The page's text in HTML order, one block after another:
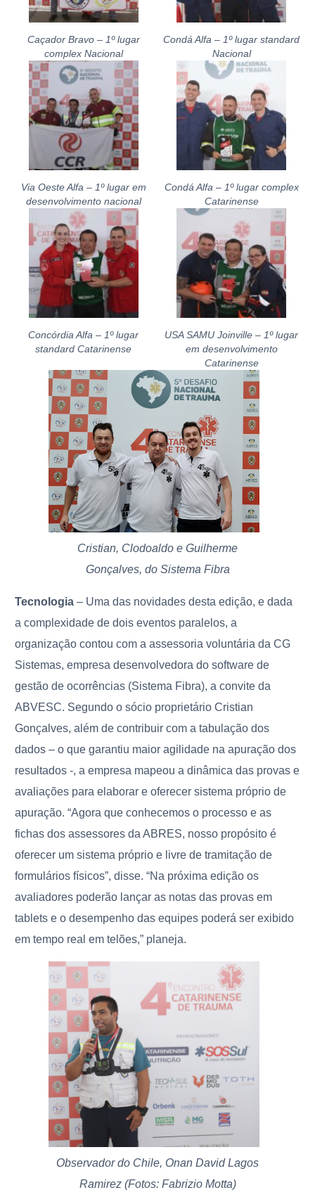
Caçador Bravo – 1º lugar
complex Nacional
Condá Alfa – 1º lugar standard
Nacional
Via Oeste Alfa – 1º lugar em
desenvolvimento nacional
Condá Alfa – 1º lugar complex
Catarinense
Concórdia Alfa – 1º lugar
standard Catarinense
USA SAMU Joinville – 1º lugar
em desenvolvimento
Catarinense
Cristian, Clodoaldo e Guilherme
Gonçalves, do Sistema Fibra
Tecnologia – Uma das novidades desta edição, e dada
a complexidade de dois eventos paralelos, a
organização contou com a assessoria voluntária da CG
Sistemas, empresa desenvolvedora do software de
gestão de ocorrências (Sistema Fibra), a convite da
ABVESC. Segundo o sócio proprietário Cristian
Gonçalves, além de contribuir com a tabulação dos
dados – o que garantiu maior agilidade na apuração dos
resultados -, a empresa mapeou a dinâmica das provas e
avaliações para elaborar e oferecer sistema próprio de
apuração. “Agora que conhecemos o processo e as
fichas dos assessores da ABRES, nosso propósito é
oferecer um sistema próprio e livre de tramitação de
formulários físicos”, disse. “Na próxima edição os
avaliadores poderão lançar as notas das provas em
tablets e o desempenho das equipes poderá ser exibido
em tempo real em telões,” planeja.
Observador do Chile, Onan David Lagos
Ramirez (Fotos: Fabrizio Motta)